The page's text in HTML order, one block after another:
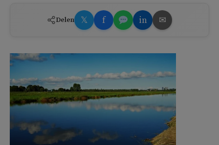
Delen 𝕏 f in ✉